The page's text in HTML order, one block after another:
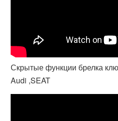
Скрытые функции брелка
Audi ,SEAT